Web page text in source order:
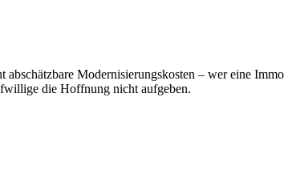
Modernisierungskosten – wer eine
die Hoffnung nicht aufgeben.